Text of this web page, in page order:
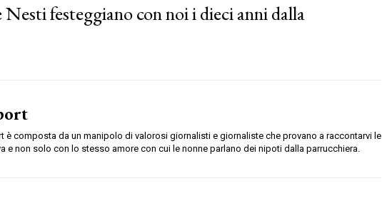
festeggiano con noi i dieci anni dalla
è composta da un manipolo di valorosi giornalisti e giornaliste che provano a raccontarvi le
e non solo con lo stesso amore con cui le nonne parlano dei nipoti dalla parrucchiera.